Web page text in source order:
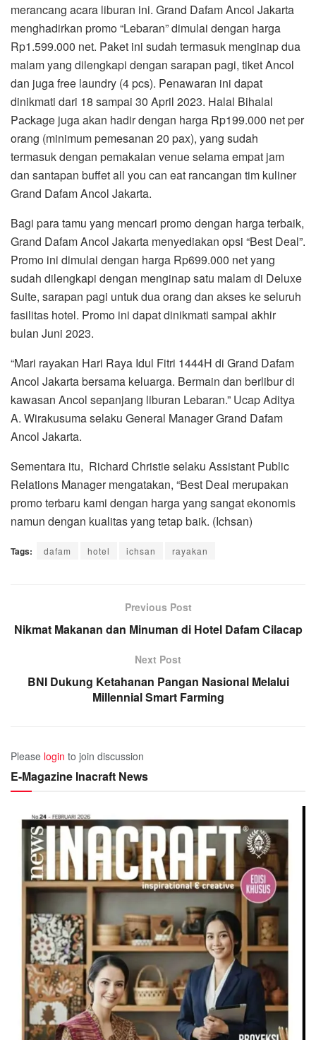
merancang acara liburan ini. Grand Dafam Ancol Jakarta
menghadirkan promo “Lebaran” dimulai dengan harga
Rp1.599.000 net. Paket ini sudah termasuk menginap dua
malam yang dilengkapi dengan sarapan pagi, tiket Ancol
dan juga free laundry (4 pcs). Penawaran ini dapat
dinikmati dari 18 sampai 30 April 2023. Halal Bihalal
Package juga akan hadir dengan harga Rp199.000 net per
orang (minimum pemesanan 20 pax), yang sudah
termasuk dengan pemakaian venue selama empat jam
dan santapan buffet all you can eat rancangan tim kuliner
Grand Dafam Ancol Jakarta.
Bagi para tamu yang mencari promo dengan harga terbaik,
Grand Dafam Ancol Jakarta menyediakan opsi “Best Deal”.
Promo ini dimulai dengan harga Rp699.000 net yang
sudah dilengkapi dengan menginap satu malam di Deluxe
Suite, sarapan pagi untuk dua orang dan akses ke seluruh
fasilitas hotel. Promo ini dapat dinikmati sampai akhir
bulan Juni 2023.
“Mari rayakan Hari Raya Idul Fitri 1444H di Grand Dafam
Ancol Jakarta bersama keluarga. Bermain dan berlibur di
kawasan Ancol sepanjang liburan Lebaran.” Ucap Aditya
A. Wirakusuma selaku General Manager Grand Dafam
Ancol Jakarta.
Sementara itu, Richard Christie selaku Assistant Public
Relations Manager mengatakan, “Best Deal merupakan
promo terbaru kami dengan harga yang sangat ekonomis
namun dengan kualitas yang tetap baik. (Ichsan)
Tags: dafam hotel ichsan rayakan
Previous Post
Nikmat Makanan dan Minuman di Hotel Dafam Cilacap
Next Post
BNI Dukung Ketahanan Pangan Nasional Melalui
Millennial Smart Farming
Please login to join discussion
E-Magazine Inacraft News